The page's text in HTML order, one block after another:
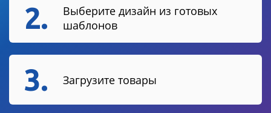
2.
Выберите дизайн из готовых
шаблонов
3. Загрузите товары